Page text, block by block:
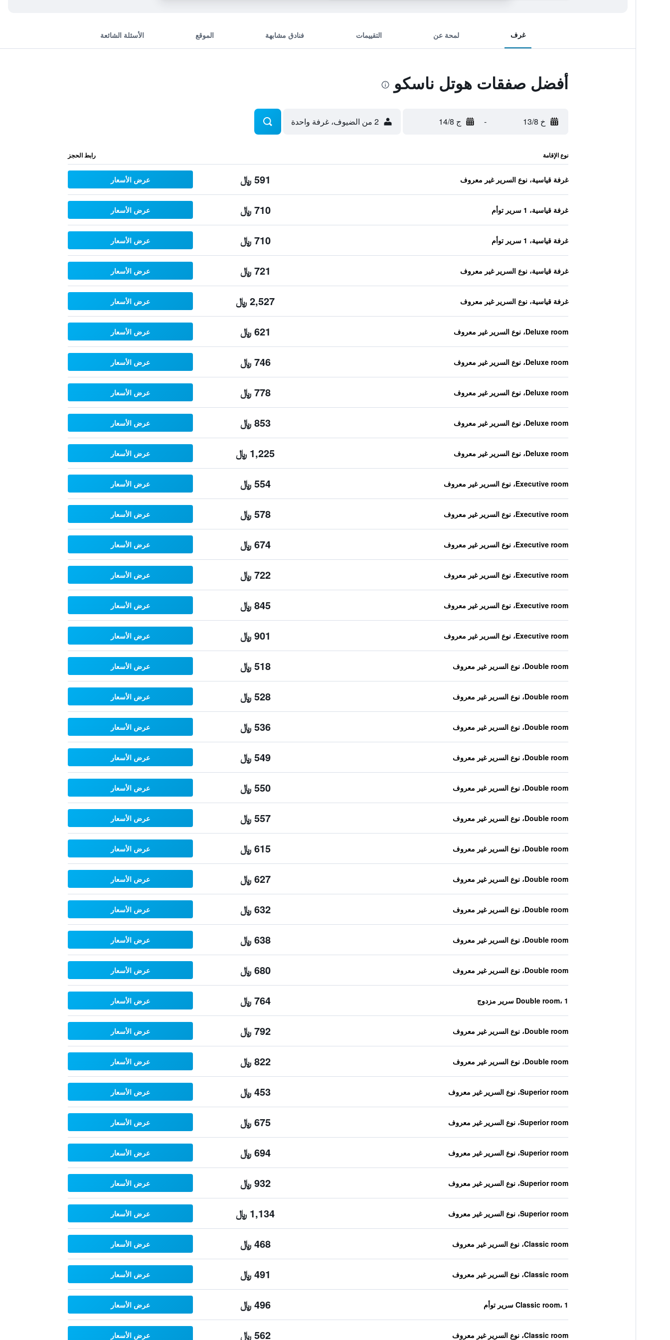
غرف لمحة عن التقييمات فنادق مشابهة الموقع الأسئلة الشائعة
أفضل صفقات هوتل ناسكو
خ 13/8 - ج 14/8 2 من الضيوف، غرفة واحدة
نوع الإقامة رابط الحجز
غرفة قياسية، نوع السرير غير معروف 591 ﷼ عرض الأسعار
غرفة قياسية، 1 سرير توأم 710 ﷼ عرض الأسعار
غرفة قياسية، 1 سرير توأم 710 ﷼ عرض الأسعار
غرفة قياسية، نوع السرير غير معروف 721 ﷼ عرض الأسعار
غرفة قياسية، نوع السرير غير معروف 2,527 ﷼ عرض الأسعار
Deluxe room، نوع السرير غير معروف 621 ﷼ عرض الأسعار
Deluxe room، نوع السرير غير معروف 746 ﷼ عرض الأسعار
Deluxe room، نوع السرير غير معروف 778 ﷼ عرض الأسعار
Deluxe room، نوع السرير غير معروف 853 ﷼ عرض الأسعار
Deluxe room، نوع السرير غير معروف 1,225 ﷼ عرض الأسعار
Executive room، نوع السرير غير معروف 554 ﷼ عرض الأسعار
Executive room، نوع السرير غير معروف 578 ﷼ عرض الأسعار
Executive room، نوع السرير غير معروف 674 ﷼ عرض الأسعار
Executive room، نوع السرير غير معروف 722 ﷼ عرض الأسعار
Executive room، نوع السرير غير معروف 845 ﷼ عرض الأسعار
Executive room، نوع السرير غير معروف 901 ﷼ عرض الأسعار
Double room، نوع السرير غير معروف 518 ﷼ عرض الأسعار
Double room، نوع السرير غير معروف 528 ﷼ عرض الأسعار
Double room، نوع السرير غير معروف 536 ﷼ عرض الأسعار
Double room، نوع السرير غير معروف 549 ﷼ عرض الأسعار
Double room، نوع السرير غير معروف 550 ﷼ عرض الأسعار
Double room، نوع السرير غير معروف 557 ﷼ عرض الأسعار
Double room، نوع السرير غير معروف 615 ﷼ عرض الأسعار
Double room، نوع السرير غير معروف 627 ﷼ عرض الأسعار
Double room، نوع السرير غير معروف 632 ﷼ عرض الأسعار
Double room، نوع السرير غير معروف 638 ﷼ عرض الأسعار
Double room، نوع السرير غير معروف 680 ﷼ عرض الأسعار
Double room، 1 سرير مزدوج 764 ﷼ عرض الأسعار
Double room، نوع السرير غير معروف 792 ﷼ عرض الأسعار
Double room، نوع السرير غير معروف 822 ﷼ عرض الأسعار
Superior room، نوع السرير غير معروف 453 ﷼ عرض الأسعار
Superior room، نوع السرير غير معروف 675 ﷼ عرض الأسعار
Superior room، نوع السرير غير معروف 694 ﷼ عرض الأسعار
Superior room، نوع السرير غير معروف 932 ﷼ عرض الأسعار
Superior room، نوع السرير غير معروف 1,134 ﷼ عرض الأسعار
Classic room، نوع السرير غير معروف 468 ﷼ عرض الأسعار
Classic room، نوع السرير غير معروف 491 ﷼ عرض الأسعار
Classic room، 1 سرير توأم 496 ﷼ عرض الأسعار
Classic room، نوع السرير غير معروف 562 ﷼ عرض الأسعار